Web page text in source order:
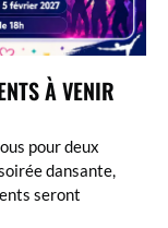
À VENIR
pour deux
dansante,
seront